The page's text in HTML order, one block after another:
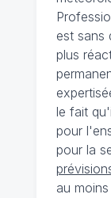
est sans
plus
le fait
pour
pour la
au